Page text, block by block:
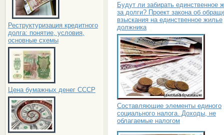
Реструктуризация кредитного
долга: понятие, условия,
основные схемы
Цена бумажных денег СССР
Будут ли забирать единственное
за долги? Проект закона об
взыскания на единственное жилье
должника
Составляющие элементы единого
социального налога. Доходы, не
облагаемые налогом